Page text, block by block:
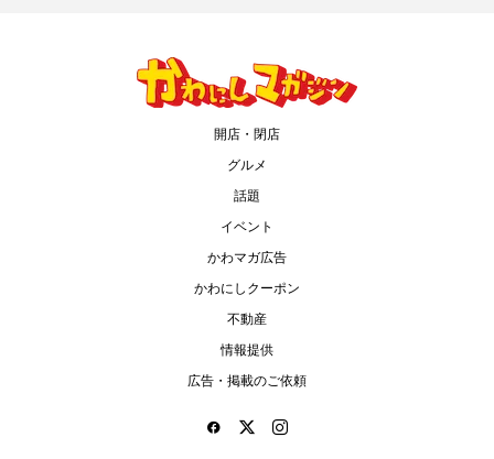
開店・閉店
グルメ
話題
イベント
かわマガ広告
かわにしクーポン
不動産
情報提供
広告・掲載のご依頼